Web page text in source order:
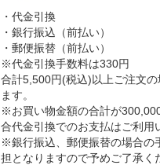
・代金引換
・銀行振込（前払い）
・郵便振替（前払い）
※代金引換手数料は330円
合計5,500円(税込)以上ご注文の
ます。
※お買い物金額の合計が
合代金引換でのお支払はご利用
※銀行振込、郵便振替の場合の
担となりますので予めご了承く